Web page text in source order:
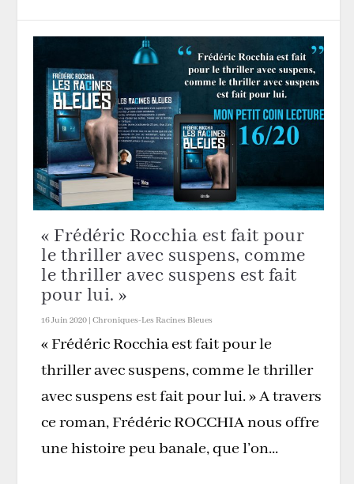
« Frédéric Rocchia est fait pour
le thriller avec suspens, comme
le thriller avec suspens est fait
pour lui. »
16 Juin 2020 |Chroniques-Les Racines Bleues
« Frédéric Rocchia est fait pour le
thriller avec suspens, comme le thriller
avec suspens est fait pour lui. » A travers
ce roman, Frédéric ROCCHIA nous offre
une histoire peu banale, que l’on...